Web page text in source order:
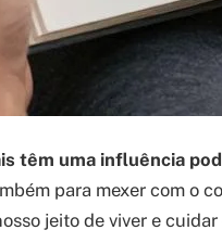
têm uma influência
para mexer com o
jeito de viver e cuidar